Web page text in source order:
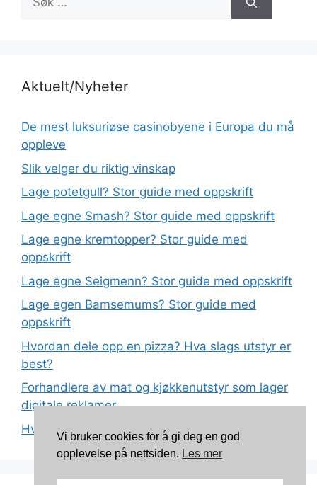
etter:
Aktuelt/Nyheter
De mest luksuriøse casinobyene i Europa du må
oppleve
Slik velger du riktig vinskap
Lage potetgull? Stor guide med oppskrift
Lage egne Smash? Stor guide med oppskrift
Lage egne kremtopper? Stor guide med
oppskrift
Lage egne Seigmenn? Stor guide med oppskrift
Lage egen Bamsemums? Stor guide med
oppskrift
Hvordan dele opp en pizza? Hva slags utstyr er
best?
Forhandlere av mat og kjøkkenutstyr som lager
digitale reklamer
Hva betyr det at plast har matkvalitet?
Vi bruker cookies for å gi deg en god
opplevelse på nettsiden. Les mer